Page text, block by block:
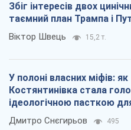
Збіг інтересів двох
таємний план Трампа і
Віктор Швець 15,2 т.
У полоні власних міфів: як
Костянтинівка стала
ідеологічною пасткою
окупантів
Дмитро Снєгирьов 495